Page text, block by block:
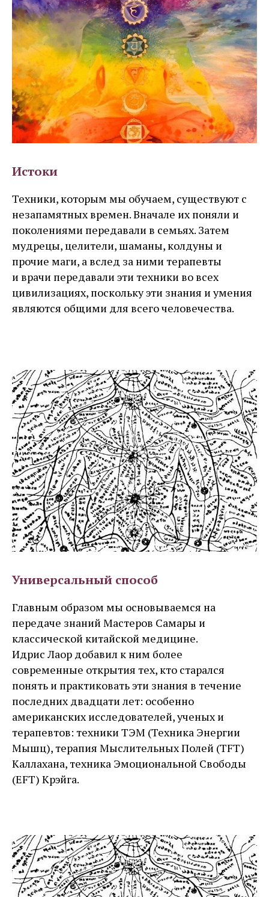
Истоки
Техники, которым мы обучаем, существуют с
незапамятных времен. Вначале их поняли и
поколениями передавали в семьях. Затем
мудрецы, целители, шаманы, колдуны и
прочие маги, а вслед за ними терапевты
и врачи передавали эти техники во всех
цивилизациях, поскольку эти знания и умения
являются общими для всего человечества.
Универсальный способ
Главным образом мы основываемся на
передаче знаний Мастеров Самары и
классической китайской медицине.
Идрис Лаор добавил к ним более
современные открытия тех, кто старался
понять и практиковать эти знания в течение
последних двадцати лет: особенно
американских исследователей, ученых и
терапевтов: техники ТЭМ (Техника Энергии
Мышц), терапия Мыслительных Полей (TFT)
Каллахана, техника Эмоциональной Свободы
(EFT) Крэйга.